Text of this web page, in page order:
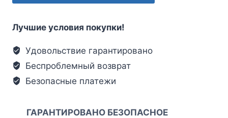
Лучшие условия покупки!
Удовольствие гарантировано
Беспроблемный возврат
Безопасные платежи
ГАРАНТИРОВАНО БЕЗОПАСНОЕ